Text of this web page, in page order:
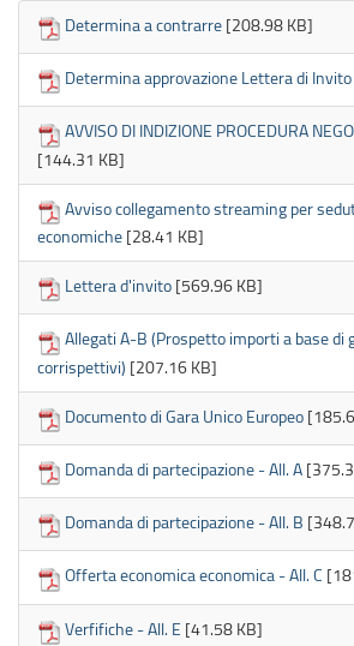
Determina a contrarre [208.98 KB]
Determina approvazione Lettera di Invito
AVVISO DI INDIZIONE PROCEDURA
[144.31 KB]
Avviso collegamento streaming per
economiche [28.41 KB]
Lettera d'invito [569.96 KB]
Allegati A-B (Prospetto importi a base di
corrispettivi) [207.16 KB]
Documento di Gara Unico Europeo
Domanda di partecipazione - All. A
Domanda di partecipazione - All. B
Offerta economica economica - All. C
Verfifiche - All. E [41.58 KB]